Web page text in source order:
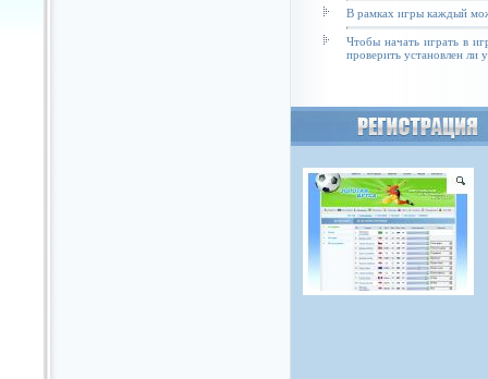
В рамках игры каждый
Чтобы начать играть в
проверить установлен ли